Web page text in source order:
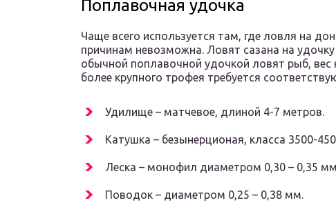
Поплавочная удочка
Чаще всего используется там, где ловля на
причинам невозможна. Ловят сазана на удочку
обычной поплавочной удочкой ловят рыб,
более крупного трофея требуется
Удилище – матчевое, длиной 4-7 метров.
Катушка – безынерционая, класса 3500-
Леска – монофил диаметром 0,30 – 0,35
Поводок – диаметром 0,25 – 0,38 мм.